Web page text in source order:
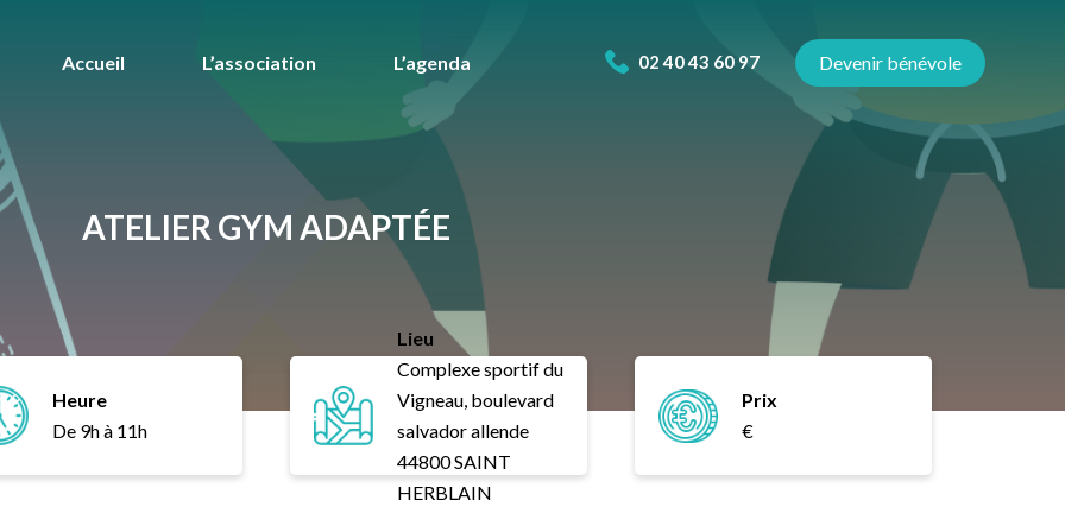
Accueil L’association L’agenda 02 40 43 60 97 Devenir bénévole
ATELIER GYM ADAPTÉE
Heure
De 9h à 11h
Lieu
Complexe sportif du
Vigneau, boulevard
salvador allende
44800 SAINT
HERBLAIN
Prix
€